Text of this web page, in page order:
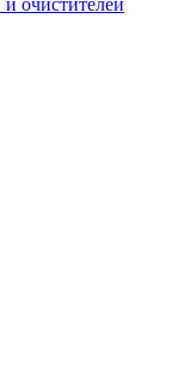
очистителей